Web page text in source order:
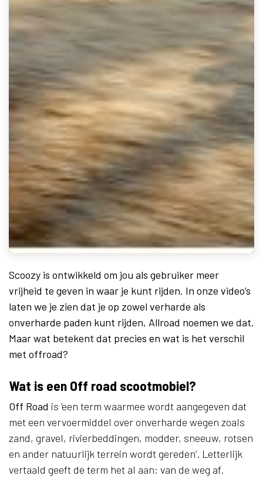
Scoozy is ontwikkeld om jou als gebruiker meer
vrijheid te geven in waar je kunt rijden. In onze video’s
laten we je zien dat je op zowel verharde als
onverharde paden kunt rijden, Allroad noemen we dat.
Maar wat betekent dat precies en wat is het verschil
met offroad?
Wat is een Off road scootmobiel?
Off Road is ‘een term waarmee wordt aangegeven dat
met een vervoermiddel over onverharde wegen zoals
zand, gravel, rivierbeddingen, modder, sneeuw, rotsen
en ander natuurlijk terrein wordt gereden’. Letterlijk
vertaald geeft de term het al aan: van de weg af.